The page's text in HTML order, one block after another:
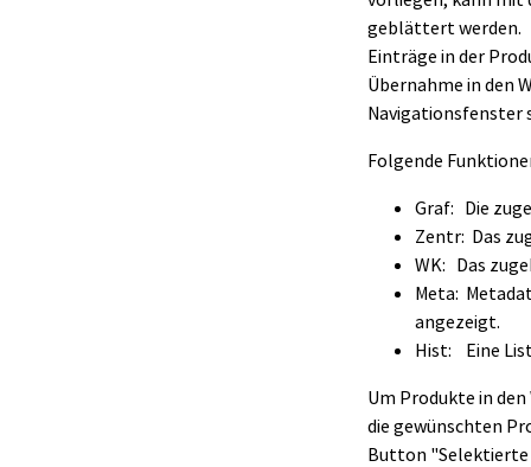
geblättert werden.
Einträge in der
Übernahme in den
Navigationsfenster
Folgende
Graf: Die
Zentr: Das
WK: Das
Meta:
angezeigt.
Hist: Eine
Um Produkte in
die gewünschten
Button "Selektierte